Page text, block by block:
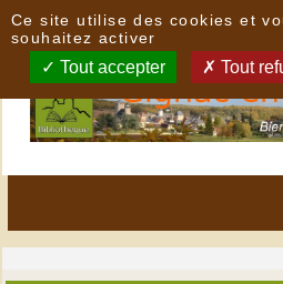
Ce site utilise des cookies et
souhaitez activer
Tout accepter Tout